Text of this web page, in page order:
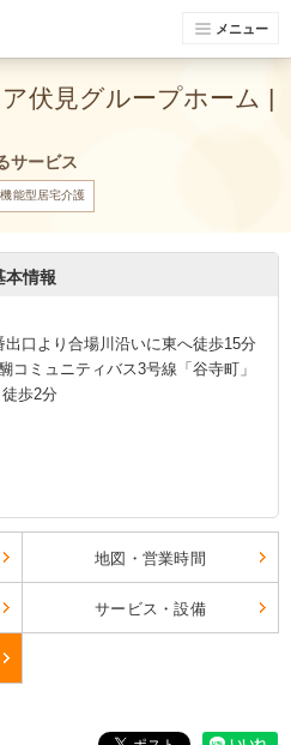
メニュー
伏見グループホーム |
サービス
能型居宅介護
本情報
口より合場川沿いに東へ徒歩15分
コミュニティバス3号線「谷寺町」
歩2分
地図・営業時間
サービス・設備